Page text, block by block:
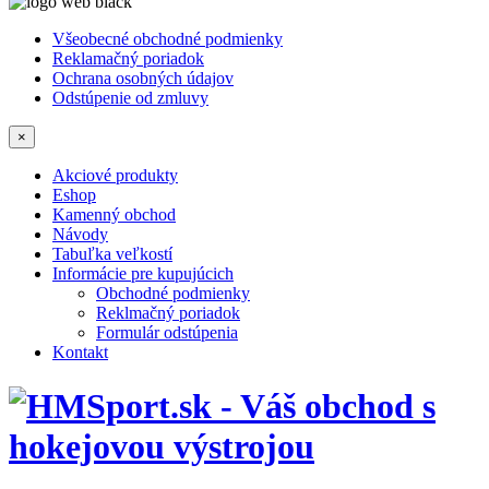
Všeobecné obchodné podmienky
Reklamačný poriadok
Ochrana osobných údajov
Odstúpenie od zmluvy
×
Akciové produkty
Eshop
Kamenný obchod
Návody
Tabuľka veľkostí
Informácie pre kupujúcich
Obchodné podmienky
Reklmačný poriadok
Formulár odstúpenia
Kontakt